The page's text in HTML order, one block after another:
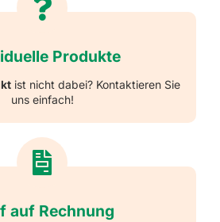
Produkte
ist nicht dabei? Kontaktieren Sie
uns einfach!
auf Rechnung